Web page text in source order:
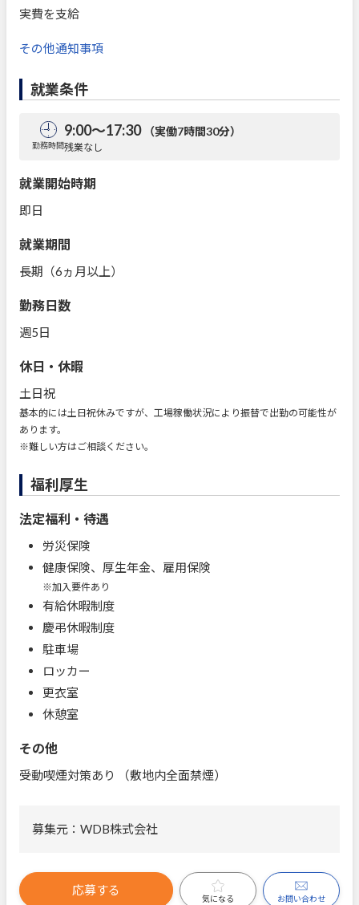
実費を支給
その他通知事項
就業条件
勤務時間
9:00～17:30 （実働7時間30分）
残業なし
就業開始時期
即日
就業期間
長期（6ヵ月以上）
勤務日数
週5日
休日・休暇
土日祝
基本的には土日祝休みですが、工場稼働状況により振替で出勤の可能性が
あります。
※難しい方はご相談ください。
福利厚生
法定福利・待遇
労災保険
健康保険、厚生年金、雇用保険
※加入要件あり
有給休暇制度
慶弔休暇制度
駐車場
ロッカー
更衣室
休憩室
その他
受動喫煙対策あり （敷地内全面禁煙）
募集元：WDB株式会社
応募する
気になる お問い合わせ